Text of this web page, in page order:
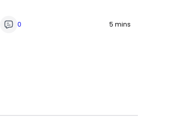
0 5 mins